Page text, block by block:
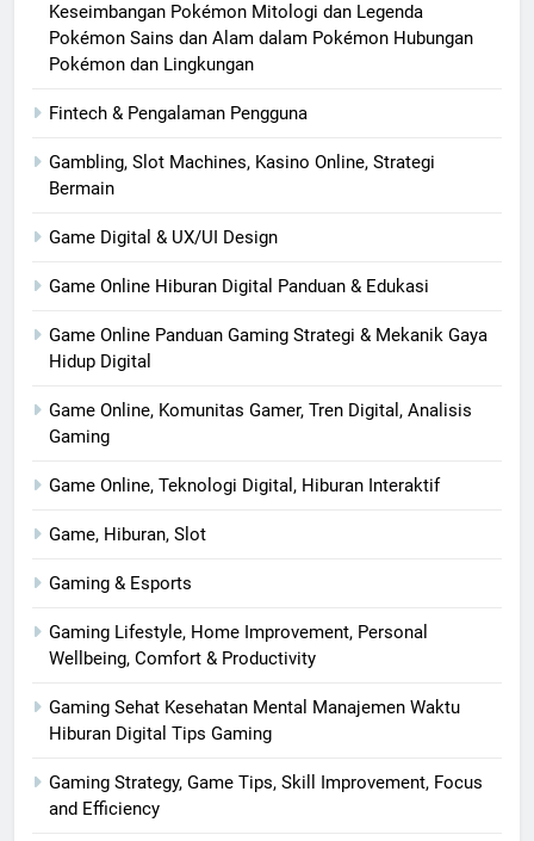
Keseimbangan Pokémon Mitologi dan Legenda
Pokémon Sains dan Alam dalam Pokémon Hubungan
Pokémon dan Lingkungan
Fintech & Pengalaman Pengguna
Gambling, Slot Machines, Kasino Online, Strategi
Bermain
Game Digital & UX/UI Design
Game Online Hiburan Digital Panduan & Edukasi
Game Online Panduan Gaming Strategi & Mekanik Gaya
Hidup Digital
Game Online, Komunitas Gamer, Tren Digital, Analisis
Gaming
Game Online, Teknologi Digital, Hiburan Interaktif
Game, Hiburan, Slot
Gaming & Esports
Gaming Lifestyle, Home Improvement, Personal
Wellbeing, Comfort & Productivity
Gaming Sehat Kesehatan Mental Manajemen Waktu
Hiburan Digital Tips Gaming
Gaming Strategy, Game Tips, Skill Improvement, Focus
and Efficiency